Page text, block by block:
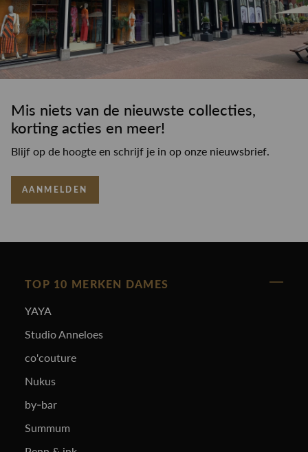
Mis niets van de nieuwste collecties,
korting acties en meer!
Blijf op de hoogte en schrijf je in op onze nieuwsbrief.
AANMELDEN
TOP 10 MERKEN DAMES
YAYA
Studio Anneloes
co'couture
Nukus
by-bar
Summum